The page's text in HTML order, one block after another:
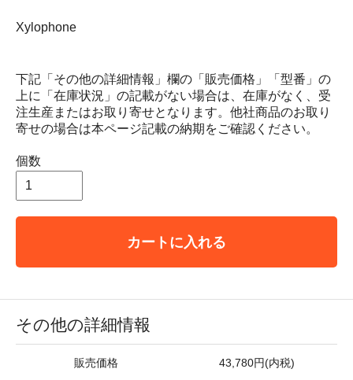
Xylophone
下記「その他の詳細情報」欄の「販売価格」「型番」の
上に「在庫状況」の記載がない場合は、在庫がなく、受
注生産またはお取り寄せとなります。他社商品のお取り
寄せの場合は本ページ記載の納期をご確認ください。
個数
カートに入れる
その他の詳細情報
販売価格 43,780円(内税)